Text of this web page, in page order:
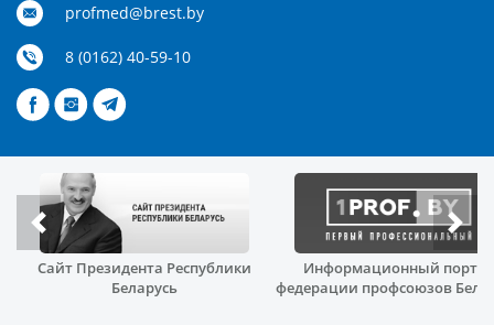
profmed@brest.by
8 (0162) 40-59-10
Сайт Президента Республики
Беларусь
Информационный
федерации профсоюзов